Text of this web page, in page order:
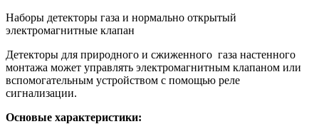
Наборы детекторы газа и нормально открытый
электромагнитные клапан
Детекторы для природного и сжиженного газа настенного
монтажа может управлять электромагнитным клапаном или
вспомогательным устройством с помощью реле
сигнализации.
Основые характеристики: